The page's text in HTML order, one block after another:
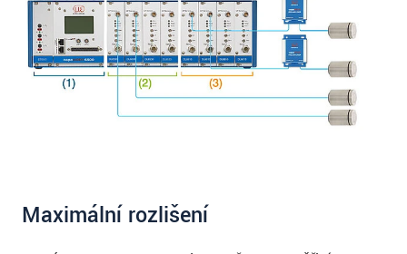
Maximální rozlišení